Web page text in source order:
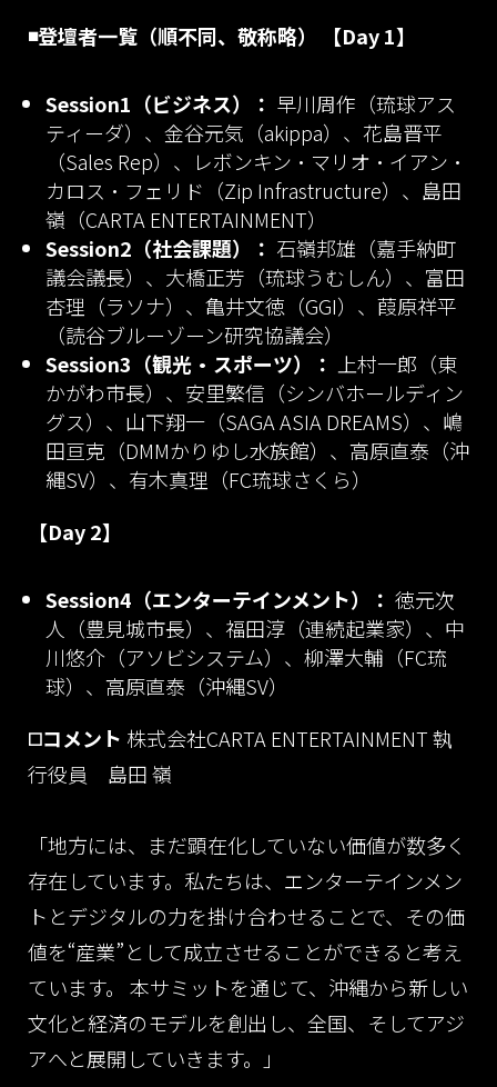
◾️登壇者一覧（順不同、敬称略）
【Day 1】
Session1（ビジネス）： 早川周作（琉球アス
ティーダ）、金谷元気（akippa）、花島晋平
（Sales Rep）、レボンキン・マリオ・イアン・
カロス・フェリド（Zip Infrastructure）、島田
嶺（CARTA ENTERTAINMENT）
Session2（社会課題）： 石嶺邦雄（嘉手納町
議会議長）、大橋正芳（琉球うむしん）、富田
杏理（ラソナ）、亀井文徳（GGI）、葭原祥平
（読谷ブルーゾーン研究協議会）
Session3（観光・スポーツ）： 上村一郎（東
かがわ市長）、安里繁信（シンバホールディン
グス）、山下翔一（SAGA ASIA DREAMS）、嶋
田亘克（DMMかりゆし水族館）、高原直泰（沖
縄SV）、有木真理（FC琉球さくら）
【Day 2】
Session4（エンターテインメント）： 徳元次
人（豊見城市長）、福田淳（連続起業家）、中
川悠介（アソビシステム）、柳澤大輔（FC琉
球）、高原直泰（沖縄SV）
◻️コメント 株式会社CARTA ENTERTAINMENT執
行役員 島田 嶺
「地方には、まだ顕在化していない価値が数多く
存在しています。私たちは、エンターテインメン
トとデジタルの力を掛け合わせることで、その価
値を“産業”として成立させることができると考え
ています。
本サミットを通じて、沖縄から新しい
文化と経済のモデルを創出し、全国、そしてアジ
アへと展開していきます。」